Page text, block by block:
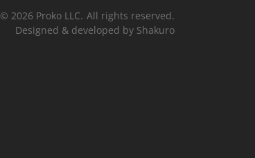
© 2026 Proko LLC. All rights reserved.
Designed & developed by Shakuro